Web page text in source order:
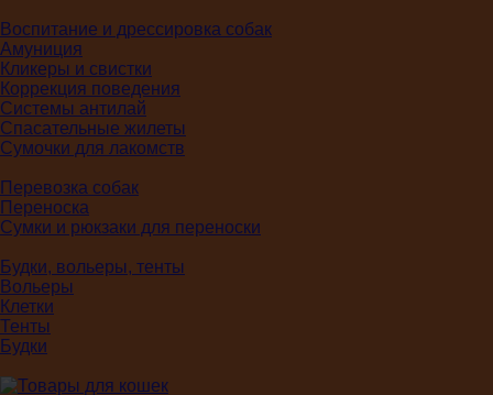
Воспитание и дрессировка собак
Амуниция
Кликеры и свистки
Коррекция поведения
Системы антилай
Спасательные жилеты
Сумочки для лакомств
Перевозка собак
Переноска
Сумки и рюкзаки для переноски
Будки, вольеры, тенты
Вольеры
Клетки
Тенты
Будки